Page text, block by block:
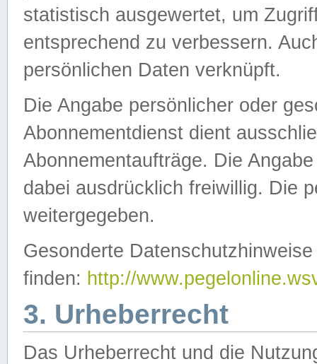
statistisch ausgewertet, um
entsprechend zu verbessern.
persönlichen Daten verknüpft.
Die Angabe persönlicher oder
Abonnementdienst dient
Abonnementaufträge. Die
dabei ausdrücklich freiwillig. Die
weitergegeben.
Gesonderte
finden: http://
3. Urheberrecht
Das Urheberrecht und die